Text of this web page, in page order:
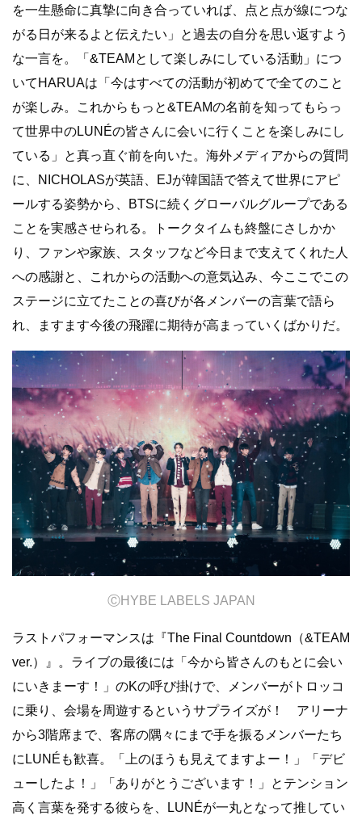
を一生懸命に真摯に向き合っていれば、点と点が線につな
がる日が来るよと伝えたい」と過去の自分を思い返すよう
な一言を。「&TEAMとして楽しみにしている活動」につ
いてHARUAは「今はすべての活動が初めてで全てのこと
が楽しみ。これからもっと&TEAMの名前を知ってもらっ
て世界中のLUNÉの皆さんに会いに行くことを楽しみにし
ている」と真っ直ぐ前を向いた。海外メディアからの質問
に、NICHOLASが英語、EJが韓国語で答えて世界にアピ
ールする姿勢から、BTSに続くグローバルグループである
ことを実感させられる。トークタイムも終盤にさしかか
り、ファンや家族、スタッフなど今日まで支えてくれた人
への感謝と、これからの活動への意気込み、今ここでこの
ステージに立てたことの喜びが各メンバーの言葉で語ら
れ、ますます今後の飛躍に期待が高まっていくばかりだ。
ⒸHYBE LABELS JAPAN
ラストパフォーマンスは『The Final Countdown（&TEAM
ver.）』。ライブの最後には「今から皆さんのもとに会い
にいきまーす！」のKの呼び掛けで、メンバーがトロッコ
に乗り、会場を周遊するというサプライズが！ アリーナ
から3階席まで、客席の隅々にまで手を振るメンバーたち
に LUNÉも歓喜。「上のほうも見えてますよー！」「デビ
ューしたよ！」「ありがとうございます！」とテンション
高く言葉を発する彼らを、
LUNÉが一丸となって推してい